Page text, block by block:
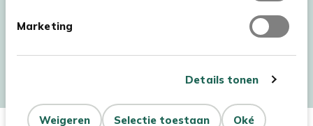
Marketing
Details tonen
Oké
Selectie toestaan
Weigeren